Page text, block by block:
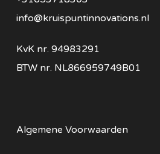
info@kruispuntinnovations.nl
KvK nr. 94983291
BTW nr. NL866959749B01
Algemene Voorwaarden